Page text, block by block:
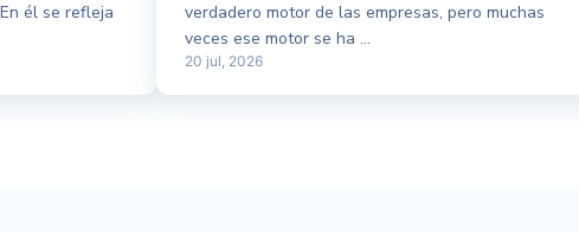
él se refleja
verdadero motor de las empresas, pero muchas
veces ese motor se ha ...
20 jul, 2026